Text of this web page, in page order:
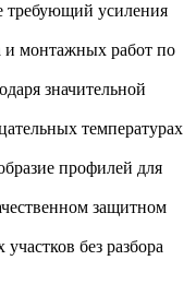
усиления
и монтажных работ по
значительной
температурах
профилей для
защитном
без разбора